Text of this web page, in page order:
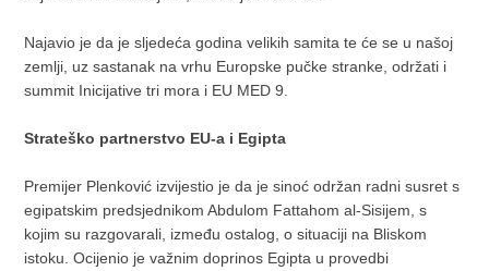
Najavio je da je sljedeća godina velikih samita te će se u našoj
zemlji, uz sastanak na vrhu Europske pučke stranke, održati i
summit Inicijative tri mora i EU MED 9.
Strateško partnerstvo EU-a i Egipta
Premijer Plenković izvijestio je da je sinoć održan radni susret s
egipatskim predsjednikom Abdulom Fattahom al-Sisijem, s
kojim su razgovarali, između ostalog, o situaciji na Bliskom
istoku. Ocijenio je važnim doprinos Egipta u provedbi